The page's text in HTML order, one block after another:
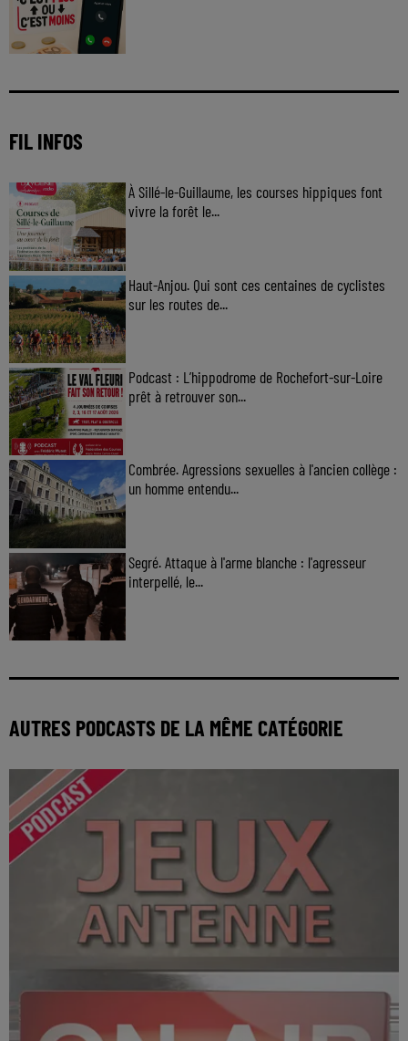
FIL INFOS
À Sillé-le-Guillaume, les courses hippiques font
vivre la forêt le...
Haut-Anjou. Qui sont ces centaines de cyclistes
sur les routes de...
Podcast : L’hippodrome de Rochefort-sur-Loire
prêt à retrouver son...
Combrée. Agressions sexuelles à l'ancien collège :
un homme entendu...
Segré. Attaque à l'arme blanche : l'agresseur
interpellé, le...
AUTRES PODCASTS DE LA MÊME CATÉGORIE